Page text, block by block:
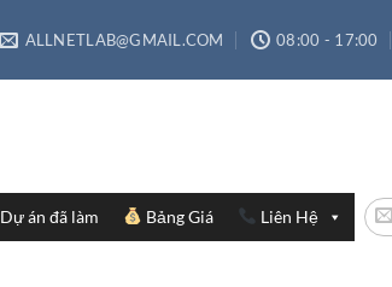
ALLNETLAB@GMAIL.COM 08:00 - 17:00
Dự án đã làm Bảng Giá Liên Hệ